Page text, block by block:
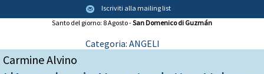
Iscriviti alla mailing list
Santo del giorno: 8 Agosto -San Domenico di Guzmán
Categoria: ANGELI
Carmine Alvino